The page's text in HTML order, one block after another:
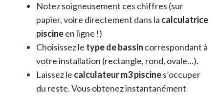
Notez soigneusement ces chiffres (sur
papier, voire directement dans la calculatrice
piscineen ligne !)
Choisissez le type de bassin correspondant à
votre installation (rectangle, rond, ovale…).
Laissez le calculateur m3 piscines’occuper
du reste. Vous obtenez instantanément